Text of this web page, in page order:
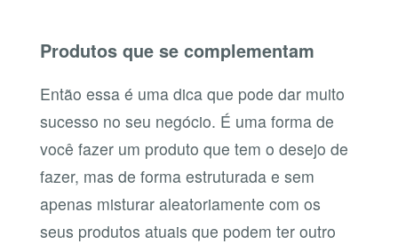
Produtos que se complementam
Então essa é uma dica que pode dar muito
sucesso no seu negócio. É uma forma de
você fazer um produto que tem o desejo de
fazer, mas de forma estruturada e sem
apenas misturar aleatoriamente com os
seus produtos atuais que podem ter outro